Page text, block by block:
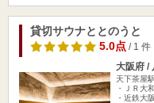
貸切サウナととのうと
5.0点/ 1 件
大阪府 /
天下茶屋
・ＪＲ大
・近鉄大